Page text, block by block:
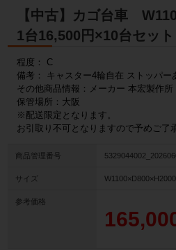
【中古】カゴ台車
1台16,500円×10台セット
程度： C
備考： キャスター4輪自在 ストッパー
その他商品情報：メーカー 本宏製作所
保管場所：大阪
※配送限定となります。
お引取り不可となりますので予めご了
商品管理番号
サイズ W1100×D800×H2000
参考価格